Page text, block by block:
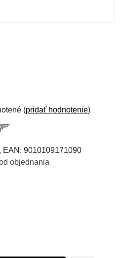
(pridať hodnotenie)
EAN: 9010109171090
objednania